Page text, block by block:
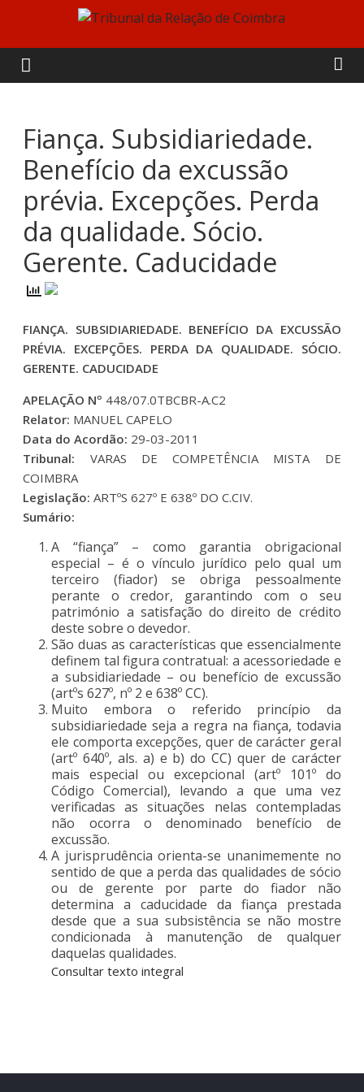
content
Tribunal
da
Relação
de
Coimbra
Fiança. Subsidiariedade.
Benefício da excussão
prévia. Excepções. Perda
da qualidade. Sócio.
Gerente. Caducidade
FIANÇA. SUBSIDIARIEDADE. BENEFÍCIO DA EXCUSSÃO
PRÉVIA. EXCEPÇÕES. PERDA DA QUALIDADE. SÓCIO.
GERENTE. CADUCIDADE
APELAÇÃO Nº 448/07.0TBCBR-A.C2
Relator: MANUEL CAPELO
Data do Acordão: 29-03-2011
Tribunal: VARAS DE COMPETÊNCIA MISTA DE
COIMBRA
Legislação: ARTºS 627º E 638º DO C.CIV.
Sumário:
A “fiança” – como garantia obrigacional
especial – é o vínculo jurídico pelo qual um
terceiro (fiador) se obriga pessoalmente
perante o credor, garantindo com o seu
património a satisfação do direito de crédito
deste sobre o devedor.
São duas as características que essencialmente
definem tal figura contratual: a acessoriedade e
a subsidiariedade – ou benefício de excussão
(artºs 627º, nº 2 e 638º CC).
Muito embora o referido princípio da
subsidiariedade seja a regra na fiança, todavia
ele comporta excepções, quer de carácter geral
(artº 640º, als. a) e b) do CC) quer de carácter
mais especial ou excepcional (artº 101º do
Código Comercial), levando a que uma vez
verificadas as situações nelas contempladas
não ocorra o denominado benefício de
excussão.
A jurisprudência orienta-se unanimemente no
sentido de que a perda das qualidades de sócio
ou de gerente por parte do fiador não
determina a caducidade da fiança prestada
desde que a sua subsistência se não mostre
condicionada à manutenção de qualquer
daquelas qualidades.
Consultar texto integral